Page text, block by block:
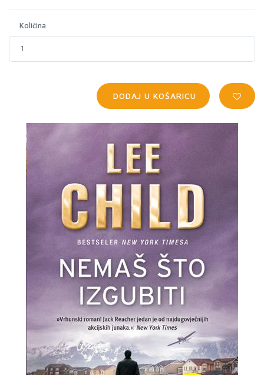
Količina
DODAJ U KOŠARICU